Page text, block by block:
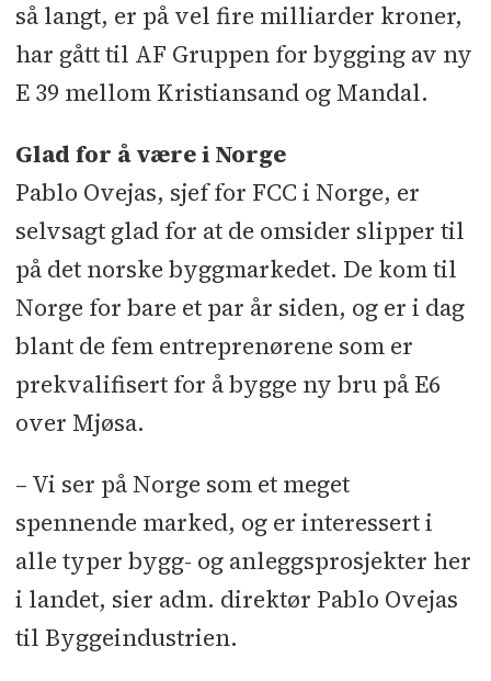
så langt, er på vel fire milliarder kroner,
har gått til AF Gruppen for bygging av ny
E 39 mellom Kristiansand og Mandal.
Glad for å være i Norge
Pablo Ovejas, sjef for FCC i Norge, er
selvsagt glad for at de omsider slipper til
på det norske byggmarkedet. De kom til
Norge for bare et par år siden, og er i dag
blant de fem entreprenørene som er
prekvalifisert for å bygge ny bru på E6
over Mjøsa.
– Vi ser på Norge som et meget
spennende marked, og er interessert i
alle typer bygg- og anleggsprosjekter her
i landet, sier adm. direktør Pablo Ovejas
til Byggeindustrien.